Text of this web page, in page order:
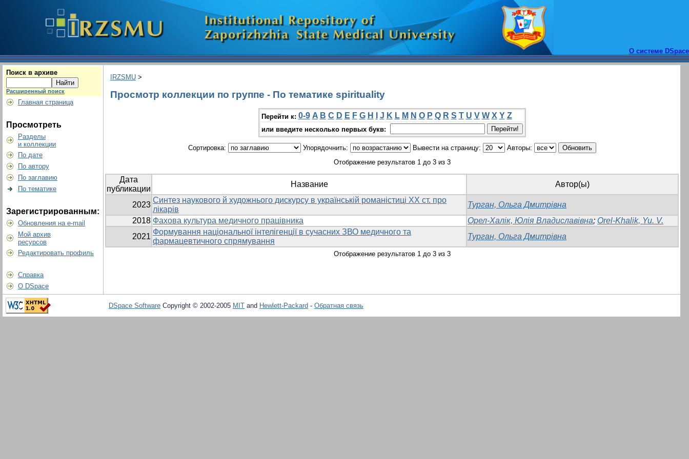
О системе DSpace
Поиск в архиве
Расширенный поиск
Главная страница
Просмотреть
Разделы
и коллекции
По дате
По автору
По заглавию
По тематике
Зарегистрированным:
Обновления на e-mail
Мой архив
ресурсов
Редактировать профиль
Справка
О DSpace
IRZSMU >
Просмотр коллекции по группе - По тематике spirituality
Перейти к: 0-9 A B C D E F G H J K L M N O P Q R S T U V W X Y Z
или введите несколько первых букв:
Сортировка: Упорядочнить: Вывести на страницу:
Авторы:
Отображение результатов 1 до 3 из 3
Дата
публикации
Название Автор(ы)
2023
Синтез наукового й художнього дискурсу в українській романістиці ХХ ст. про
лікарів
Турган, Ольга Дмитрівна
2018 Фахова культура медичного працівника Орел-Халік, Юлія Владиславівна; Orel-Khalik, Yu. V.
2021
Формування національної інтелігенції в сучасних ЗВО медичного та
фармацевтичного спрямування
Турган, Ольга Дмитрівна
Отображение результатов 1 до 3 из 3
DSpace Software Copyright © 2002-2005 MIT and Hewlett-Packard - Обратная связь